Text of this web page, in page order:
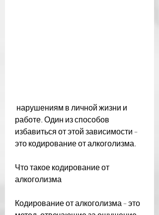
работе. Один из способов
избавиться от этой зависимости –
это кодирование от алкоголизма.
Что такое кодирование от
алкоголизма
Кодирование от алкоголизма – это